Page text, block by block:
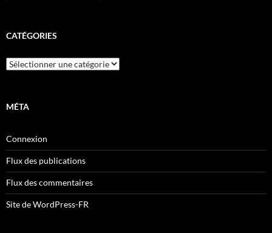
CATÉGORIES
Catégories
MÉTA
Connexion
Flux des publications
Flux des commentaires
Site de WordPress-FR